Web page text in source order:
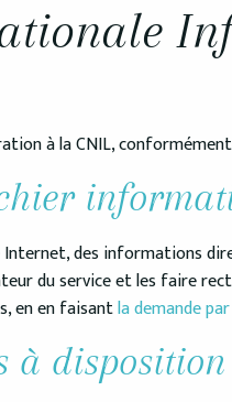
à la CNIL,
des informations
du service et les faire
en en faisantla demande
à disposition